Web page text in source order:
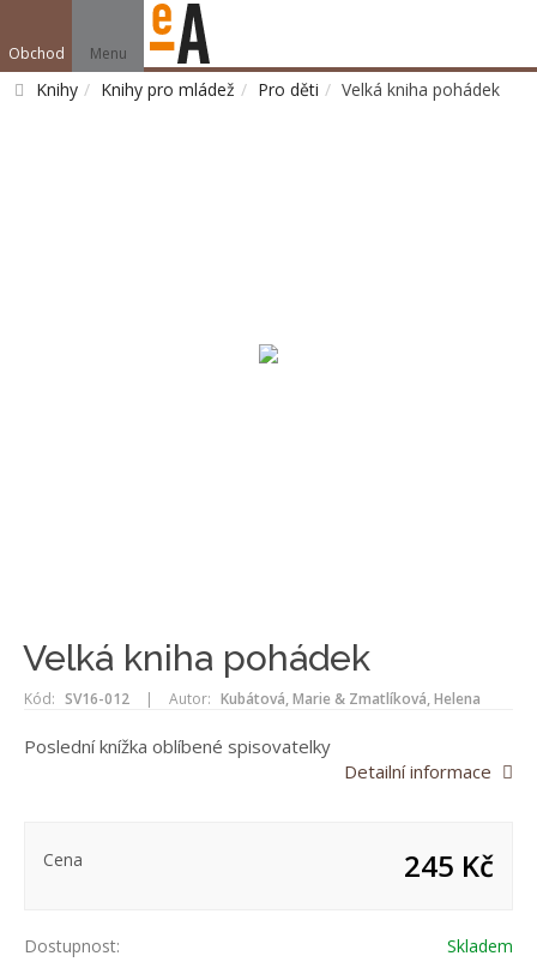
Obchod Menu
Knihy Knihy pro mládež Pro děti Velká kniha pohádek
Velká kniha pohádek
Kód: SV16-012 | Autor: Kubátová, Marie & Zmatlíková, Helena
Poslední knížka oblíbené spisovatelky
Detailní informace
Cena 245 Kč
Dostupnost: Skladem